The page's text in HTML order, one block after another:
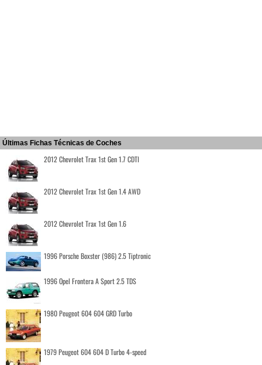
Últimas Fichas Técnicas de Coches
2012 Chevrolet Trax 1st Gen 1.7 CDTI
2012 Chevrolet Trax 1st Gen 1.4 AWD
2012 Chevrolet Trax 1st Gen 1.6
1996 Porsche Boxster (986) 2.5 Tiptronic
1996 Opel Frontera A Sport 2.5 TDS
1980 Peugeot 604 604 GRD Turbo
1979 Peugeot 604 604 D Turbo 4-speed